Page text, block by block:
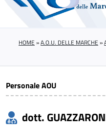
HOME »A.O.U. DELLE MARCHE »
Personale AOU
dott.